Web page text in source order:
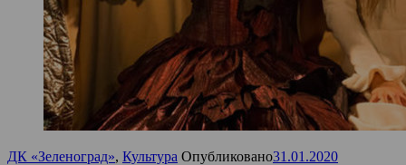
ДК «Зеленоград», Культура Опубликовано31.01.2020